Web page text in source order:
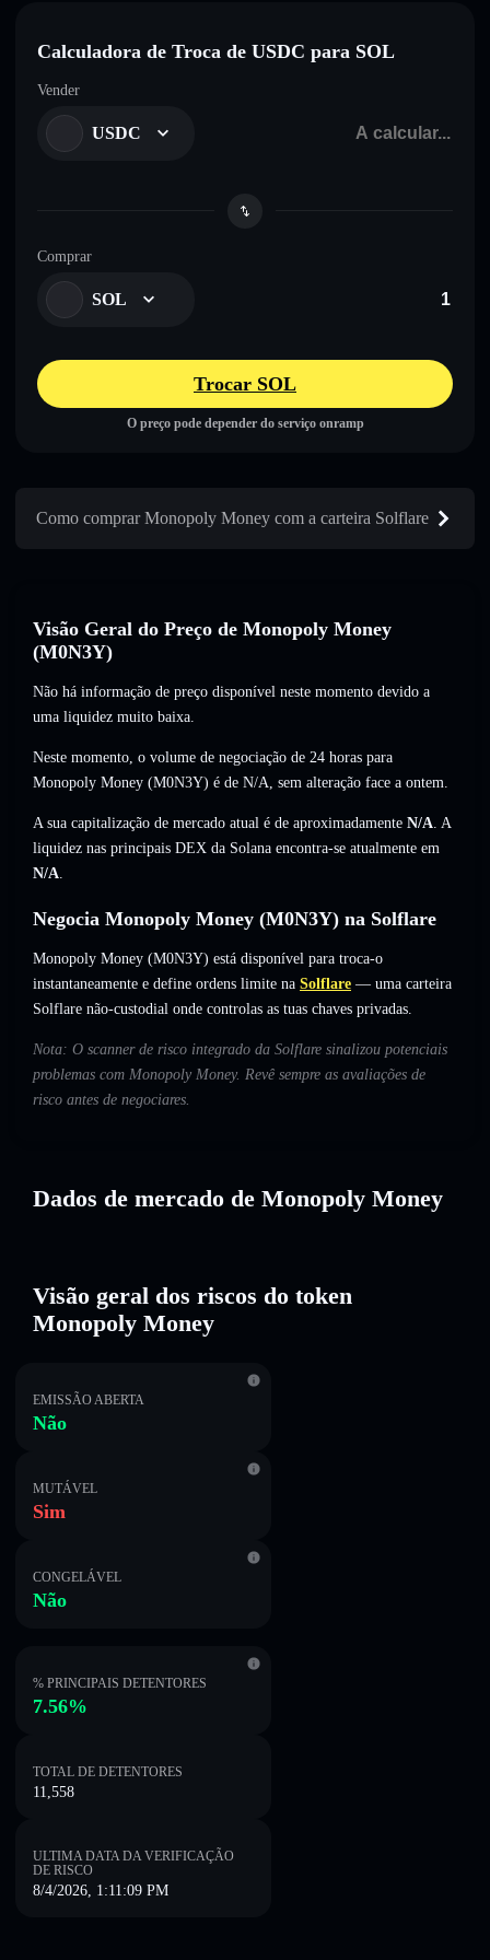
Calculadora de Troca de USDC para SOL
Vender
USDC
Comprar
SOL
Trocar SOL
O preço pode depender do serviço onramp
Como comprar Monopoly Money com a carteira Solflare
Visão Geral do Preço de Monopoly Money
(M0N3Y)
Não há informação de preço disponível neste momento devido a
uma liquidez muito baixa.
Neste momento, o volume de negociação de 24 horas para
Monopoly Money (M0N3Y) é de N/A, sem alteração face a ontem.
A sua capitalização de mercado atual é de aproximadamente N/A. A
liquidez nas principais DEX da Solana encontra-se atualmente em
N/A.
Negocia Monopoly Money (M0N3Y) na Solflare
Monopoly Money (M0N3Y) está disponível para troca-o
instantaneamente e define ordens limite na Solflare — uma carteira
Solflare não-custodial onde controlas as tuas chaves privadas.
Nota: O scanner de risco integrado da Solflare sinalizou potenciais
problemas com Monopoly Money. Revê sempre as avaliações de
risco antes de negociares.
Dados de mercado de Monopoly Money
Visão geral dos riscos do token
Monopoly Money
EMISSÃO ABERTA
Não
MUTÁVEL
Sim
CONGELÁVEL
Não
% PRINCIPAIS DETENTORES
7.56%
TOTAL DE DETENTORES
11,558
ULTIMA DATA DA VERIFICAÇÃO
DE RISCO
8/4/2026, 1:11:09 PM